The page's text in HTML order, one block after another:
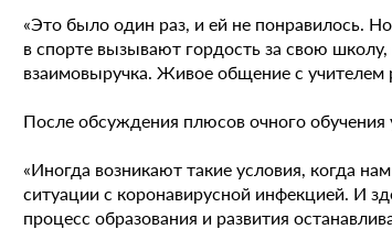
«Это было один раз, и ей не понравилось.
в спорте вызывают гордость за свою
взаимовыручка. Живое общение с учителем
После обсуждения плюсов очного
«Иногда возникают такие условия, когда
ситуации с коронавирусной инфекцией. И
процесс образования и развития